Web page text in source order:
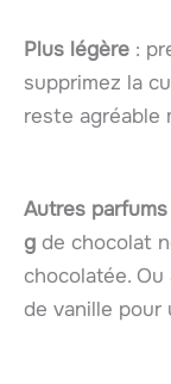
Plus légère :
supprimez la
reste agréable
Autres parfums
g de chocolat
chocolatée.
de vanille pour